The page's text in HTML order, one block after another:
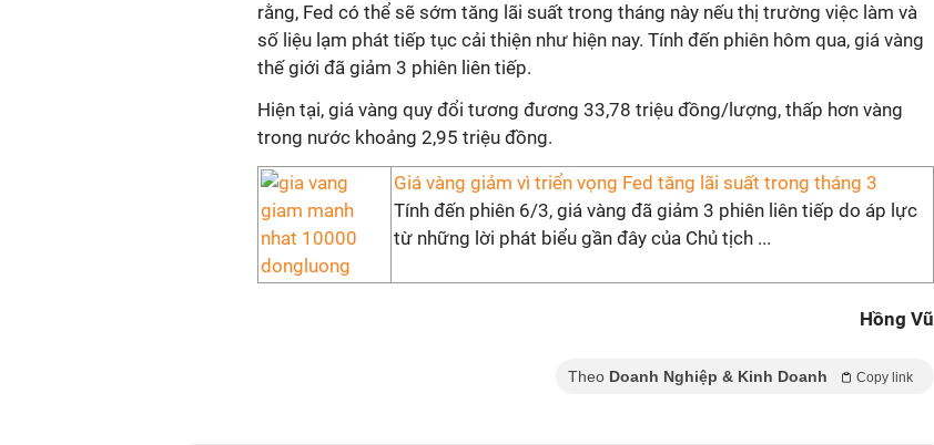
rằng, Fed có thể sẽ sớm tăng lãi suất trong tháng này nếu thị trường việc làm và
số liệu lạm phát tiếp tục cải thiện như hiện nay. Tính đến phiên hôm qua, giá vàng
thế giới đã giảm 3 phiên liên tiếp.
Hiện tại, giá vàng quy đổi tương đương 33,78 triệu đồng/lượng, thấp hơn vàng
trong nước khoảng 2,95 triệu đồng.
Giá vàng giảm vì triển vọng Fed tăng lãi suất trong tháng 3
Tính đến phiên 6/3, giá vàng đã giảm 3 phiên liên tiếp do áp lực
từ những lời phát biểu gần đây của Chủ tịch ...
Hồng Vũ
Theo Doanh Nghiệp & Kinh Doanh Copy link